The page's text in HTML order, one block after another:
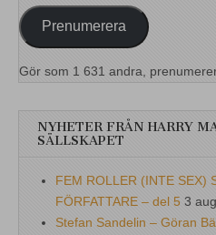
Prenumerera
Gör som 1 631 andra,
NYHETER FRÅN HARRY
SÄLLSKAPET
FEM ROLLER (INTE SEX)
FÖRFATTARE – del 5 3
Stefan Sandelin – Göran